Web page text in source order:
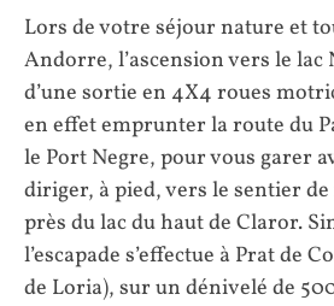
Lors de votre séjour nature et
Andorre, l’ascension vers le lac
d’une sortie en 4X4 roues
en effet emprunter la route du
le Port Negre, pour vous garer
diriger, à pied, vers le sentier
près du lac du haut de Claror.
l’escapade s’effectue à Prat de
de Loria), sur un dénivelé de